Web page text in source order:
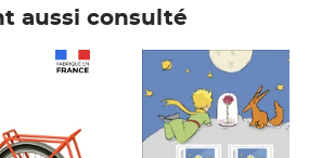
aussi consulté
Prix 7,50€